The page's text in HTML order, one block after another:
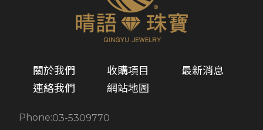
關於我們 收購項目
最新消息
連絡我們
網站地圖
Phone:03-5309770